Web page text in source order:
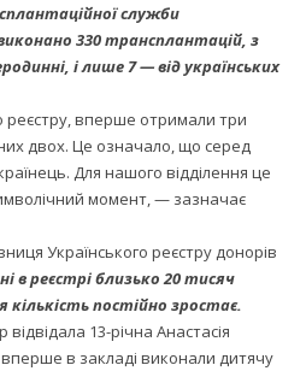
служби
330 трансплантацій, з
і лише 7 — від українських
вперше отримали три
двох. Це означало, що серед
Для нашого відділення це
момент, — зазначає
Українського реєстру донорів
в реєстрі близько 20 тисяч
кількість постійно зростає.
13-річна Анастасія
вперше в закладі виконали дитячу